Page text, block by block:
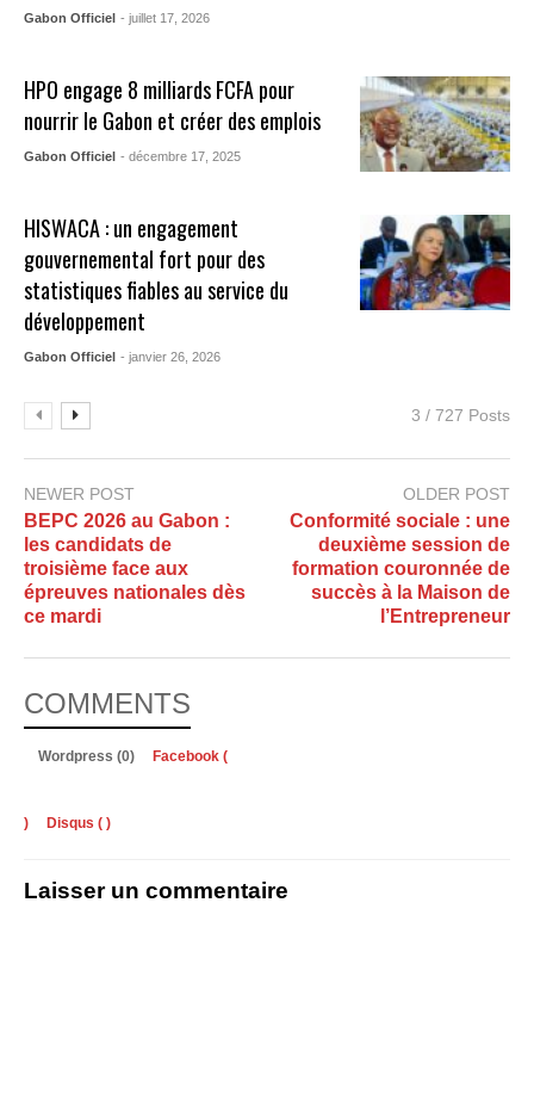
Gabon Officiel - juillet 17, 2026
HPO engage 8 milliards FCFA pour
nourrir le Gabon et créer des emplois
Gabon Officiel - décembre 17, 2025
HISWACA : un engagement
gouvernemental fort pour des
statistiques fiables au service du
développement
Gabon Officiel - janvier 26, 2026
3 / 727 Posts
NEWER POST
BEPC 2026 au Gabon :
les candidats de
troisième face aux
épreuves nationales dès
ce mardi
OLDER POST
Conformité sociale : une
deuxième session de
formation couronnée de
succès à la Maison de
l’Entrepreneur
COMMENTS
Wordpress (0) Facebook (
) Disqus ( )
Laisser un commentaire